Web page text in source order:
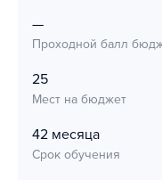
—
Проходной балл
25
Мест на бюджет
42 месяца
Срок обучения